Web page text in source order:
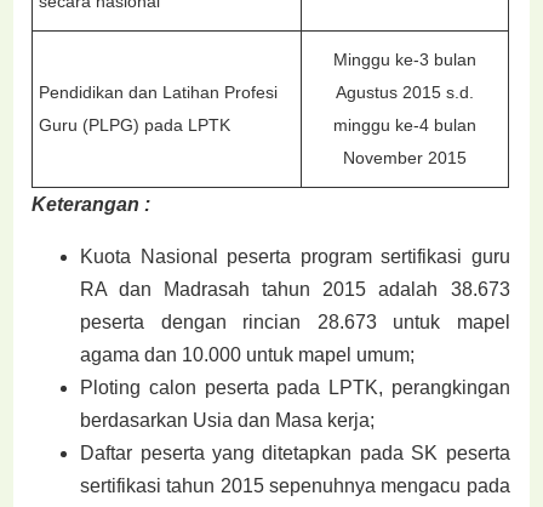
Pendidikan dan Latihan Profesi
Guru (PLPG) pada LPTK
Minggu ke-3 bulan
Agustus 2015 s.d.
minggu ke-4 bulan
November 2015
Keterangan :
Kuota Nasional peserta program sertifikasi guru
RA dan Madrasah tahun 2015 adalah 38.673
peserta dengan rincian 28.673 untuk mapel
agama dan 10.000 untuk mapel umum;
Ploting calon peserta pada LPTK, perangkingan
berdasarkan Usia dan Masa kerja;
Daftar peserta yang ditetapkan pada SK peserta
sertifikasi tahun 2015 sepenuhnya mengacu pada